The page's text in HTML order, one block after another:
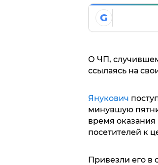
G
О ЧП,
ссылаясь на
Янукович
минувшую
время
посетителей к
Привезли его в